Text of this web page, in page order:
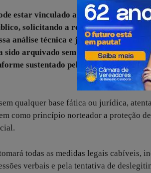
estar vinculado a uma possível
solicitando a reabertura de um
análise técnica e jurídica,
arquivado sem a devida diligência
sustentado pela equipe da ONG
qualquer base fática ou jurídica,
como princípio norteador a proteção
todas as medidas legais cabíveis,
verbais e pela tentativa de